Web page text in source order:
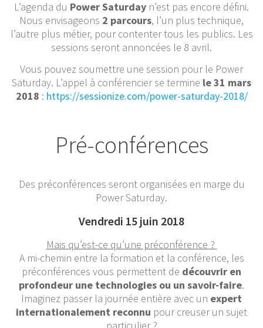
L’agenda du Power Saturday n’est pas encore défini.
Nous envisageons 2 parcours, l’un plus technique,
l’autre plus métier, pour contenter tous les publics. Les
sessions seront annoncées le 8 avril.
Vous pouvez soumettre une session pour le Power
Saturday. L’appel à conférencier se termine le 31 mars
2018 : https://sessionize.com/power-saturday-2018/
Pré-conférences
Des préconférences seront organisées en marge du
Power Saturday.
Vendredi 15 juin 2018
Mais qu’est-ce qu’une préconférence ?
A mi-chemin entre la formation et la conférence, les
préconférences vous permettent de découvrir en
profondeur une technologies ou un savoir-faire.
Imaginez passer la journée entière avec un expert
internationalement reconnu pour creuser un sujet
particulier ?